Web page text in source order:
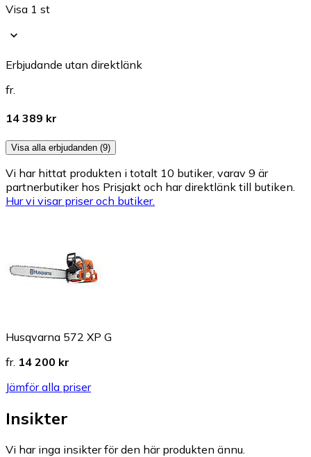
Visa 1 st
Erbjudande utan direktlänk
fr.
14 389 kr
Visa alla erbjudanden (9)
Vi har hittat produkten i totalt 10 butiker, varav 9 är
partnerbutiker hos Prisjakt och har direktlänk till butiken.
Hur vi visar priser och butiker.
Husqvarna 572 XP G
fr. 14 200 kr
Jämför alla priser
Insikter
Vi har inga insikter för den här produkten ännu.